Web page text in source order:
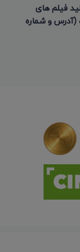
فیلم های
(آدرس و شماره